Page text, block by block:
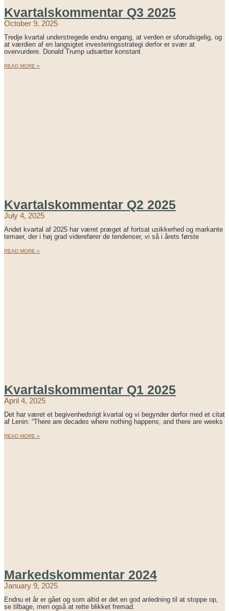
Kvartalskommentar Q3 2025
October 9, 2025
Tredje kvartal understregede endnu engang, at verden er uforudsigelig, og
at værdien af en langsigtet investeringsstrategi derfor er svær at
overvurdere. Donald Trump udsætter konstant
READ MORE »
Kvartalskommentar Q2 2025
July 4, 2025
Andet kvartal af 2025 har været præget af fortsat usikkerhed og markante
temaer, der i høj grad viderefører de tendenser, vi så i årets første
READ MORE »
Kvartalskommentar Q1 2025
April 4, 2025
Det har været et begivenhedsrigt kvartal og vi begynder derfor med et citat
af Lenin: “There are decades where nothing happens; and there are weeks
READ MORE »
Markedskommentar 2024
January 9, 2025
Endnu et år er gået og som altid er det en god anledning til at stoppe op,
se tilbage, men også at rette blikket fremad.